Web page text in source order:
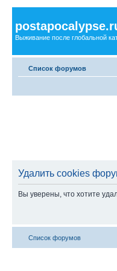
Выживание после глобальной
Список форумов
Удалить cookies
Вы уверены, что хотите
Список форумов